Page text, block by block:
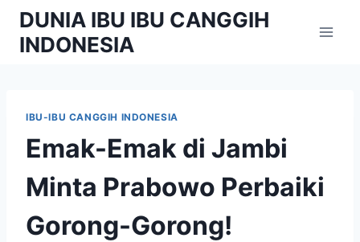
Skip
content
DUNIA IBU IBU CANGGIH
INDONESIA
IBU-IBU CANGGIH INDONESIA
Emak-Emak di Jambi
Minta Prabowo Perbaiki
Gorong-Gorong!